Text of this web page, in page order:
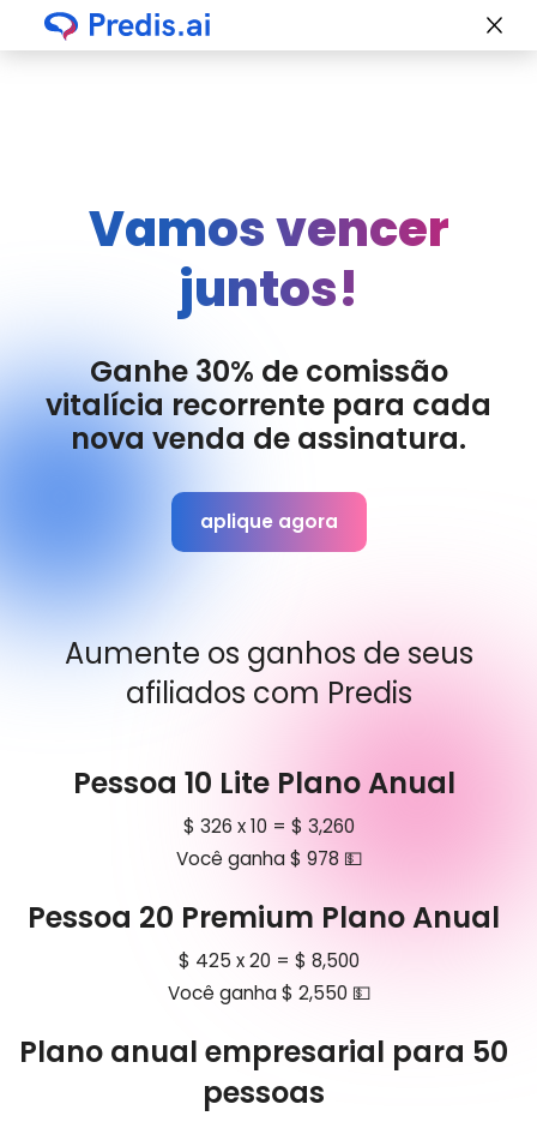
Vamos vencer
juntos!
Ganhe 30% de comissão
vitalícia recorrente para cada
nova venda de assinatura.
aplique agora
Aumente os ganhos de seus
afiliados com Predis
Pessoa 10 Lite Plano Anual
$ 326 x 10 = $ 3,260
Você ganha $ 978 💵
Pessoa 20 Premium Plano Anual
$ 425 x 20 = $ 8,500
Você ganha $ 2,550 💵
Plano anual empresarial para 50
pessoas